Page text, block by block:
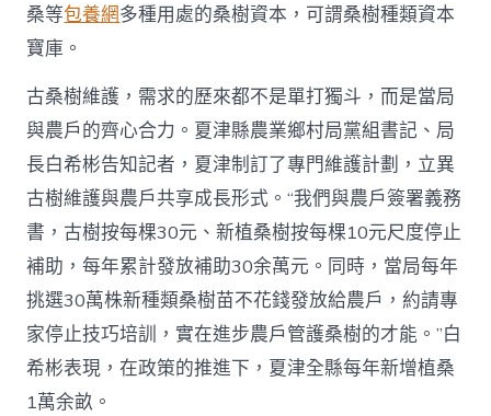
桑等包養網多種用處的桑樹資本，可謂桑樹種類資本
寶庫。
古桑樹維護，需求的歷來都不是單打獨斗，而是當局
與農戶的齊心合力。夏津縣農業鄉村局黨組書記、局
長白希彬告知記者，夏津制訂了專門維護計劃，立異
古樹維護與農戶共享成長形式。“我們與農戶簽署義務
書，古樹按每棵30元、新植桑樹按每棵10元尺度停止
補助，每年累計發放補助30余萬元。同時，當局每年
挑選30萬株新種類桑樹苗不花錢發放給農戶，約請專
家停止技巧培訓，實在進步農戶管護桑樹的才能。”白
希彬表現，在政策的推進下，夏津全縣每年新增植桑
1萬余畝。